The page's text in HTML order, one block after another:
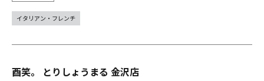
イタリアン・フレンチ
酉笑。 とりしょうまる 金沢店